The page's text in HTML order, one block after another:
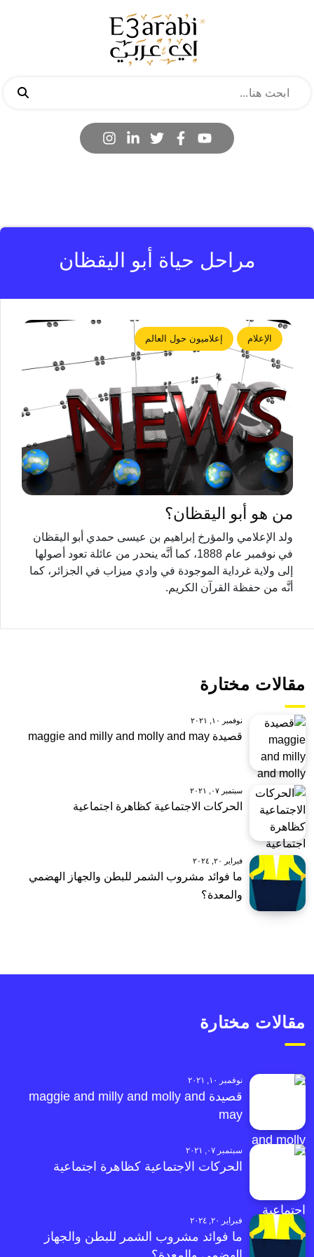
مراحل حياة أبو اليقظان
الإعلام إعلاميون حول العالم
من هو أبو اليقظان؟
ولد الإعلامي والمؤرخ إبراهيم بن عيسى حمدي أبو اليقظان
في نوفمبر عام 1888، كما أنَّه ينحدر من عائلة تعود أصولها
إلى ولاية غرداية الموجودة في وادي ميزاب في الجزائر، كما
أنَّه من حفظة القرآن الكريم.
مقالات مختارة
نوفمبر ١٠, ٢٠٢١
قصيدة maggie and milly and molly and may
سبتمبر ٠٧, ٢٠٢١
الحركات الاجتماعية كظاهرة اجتماعية
فبراير ٢٠, ٢٠٢٤
ما فوائد مشروب الشمر للبطن والجهاز الهضمي
والمعدة؟
مقالات مختارة
نوفمبر ١٠, ٢٠٢١
قصيدة maggie and milly and molly and
may
سبتمبر ٠٧, ٢٠٢١
الحركات الاجتماعية كظاهرة اجتماعية
فبراير ٢٠, ٢٠٢٤
ما فوائد مشروب الشمر للبطن والجهاز